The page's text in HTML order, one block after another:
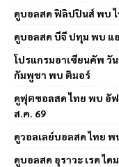
ดูบอลสด ฟิลิปปินส์ พบ ไ
ดูบอลสด บีจี ปทุม พบ แ
โปรแกรมอาเซียนคัพ วั
กัมพูชา พบ ติมอร์
ดูฟุตซอลสด ไทย พบ อัฟ
ส.ค. 69
ดูวอลเลย์บอลสด ไทย พ
ดูบอลสด อุราวะ เรด ได